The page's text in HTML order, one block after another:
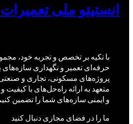
انستیتو ملی تعمیرات
با تکیه بر تخصص و تجربه خود،
حرفه‌ای تعمیر و نگهداری سازه‌های
پروژه‌های مسکونی، تجاری و
متعهد به ارائه راه‌حل‌های با کیفیت و
و ایمنی سازه‌های شما را تضمین
ما را در فضای مجازی دنبال کنید